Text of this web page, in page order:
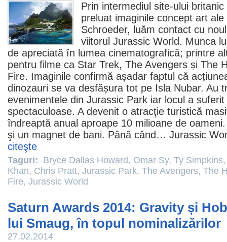
Prin intermediul site-ului
preluat imaginile concept art
Schroeder, luăm contact cu
viitorul Jurassic World. Munca
de apreciată în lumea cinematografică; printre
pentru filme ca Star Trek, The Avengers și The
Fire. Imaginile confirmă așadar faptul că
dinozauri se va desfășura tot pe Isla Nubar. Au
evenimentele din Jurassic Park iar locul a
spectaculoase. A devenit o atracţie turistică
îndreaptă anual aproape 10 milioane de
şi un magnet de bani. Până când… Jurassic
citeşte
Taguri: Bryce Dallas Howard, Omar Sy, Ty Simpkins
Khan, Chris Pratt, Jurassic Park, The Avengers, The
Fire, Jurassic World
Saturn Awards 2014: Gravity și
lui Smaug, în topul nominalizărilor
27.02.2014